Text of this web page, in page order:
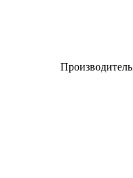
Производитель